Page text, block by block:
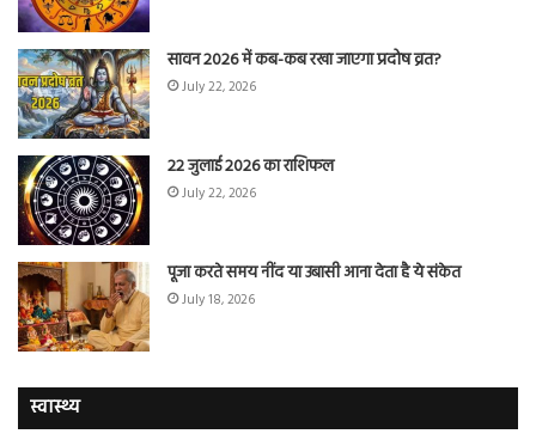
सावन 2026 में कब-कब रखा जाएगा प्रदोष व्रत?
July 22, 2026
22 जुलाई 2026 का राशिफल
July 22, 2026
पूजा करते समय नींद या उबासी आना देता है ये संकेत
July 18, 2026
स्वास्थ्य